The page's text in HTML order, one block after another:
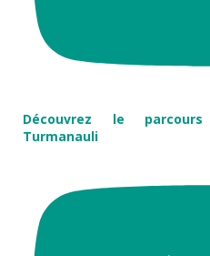
Découvrez le
Turmanauli